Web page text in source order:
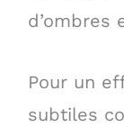
d’ombres
Pour un
subtiles